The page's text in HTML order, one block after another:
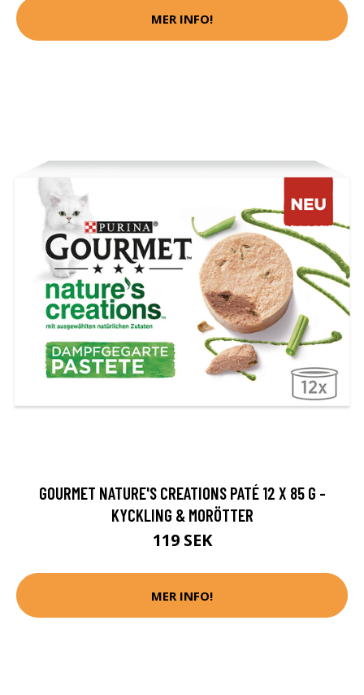
MER INFO!
GOURMET NATURE'S CREATIONS PATÉ 12 X 85 G -
KYCKLING & MORÖTTER
119 SEK
MER INFO!